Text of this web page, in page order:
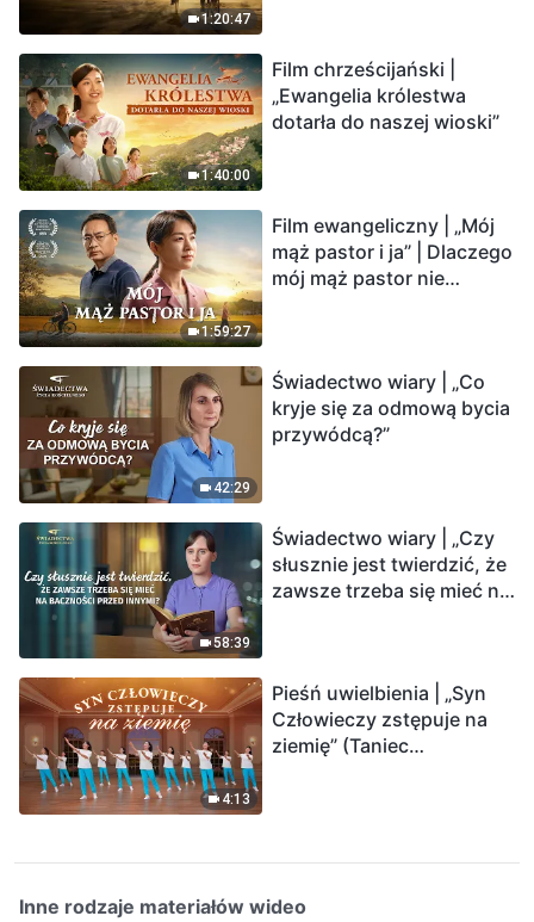
1:20:47
1:40:00
Film chrześcijański |
„Ewangelia królestwa
dotarła do naszej wioski”
1:59:27
Film ewangeliczny | „Mój
mąż pastor i ja” | Dlaczego
mój mąż pastor nie
42:29
Świadectwo wiary | „Co
kryje się za odmową bycia
przywódcą?”
58:39
Świadectwo wiary | „Czy
słusznie jest twierdzić, że
zawsze trzeba się mieć na
4:13
Pieśń uwielbienia | „Syn
Człowieczy zstępuje na
ziemię” (Taniec
Inne rodzaje materiałów wideo